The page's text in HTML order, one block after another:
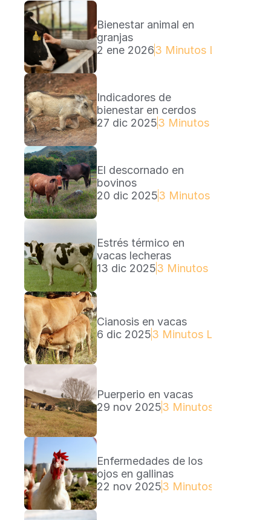
Bienestar animal en
granjas
2 ene 20263 Minutos Lectura
Indicadores de
bienestar en cerdos
27 dic 20253 Minutos Lectura
El descornado en
bovinos
20 dic 20253 Minutos Lectura
Estrés térmico en
vacas lecheras
13 dic 20253 Minutos Lectura
Cianosis en vacas
6 dic 20253 Minutos Lectura
Puerperio en vacas
29 nov 20253 Minutos Lectura
Enfermedades de los
ojos en gallinas
22 nov 20253 Minutos Lectura